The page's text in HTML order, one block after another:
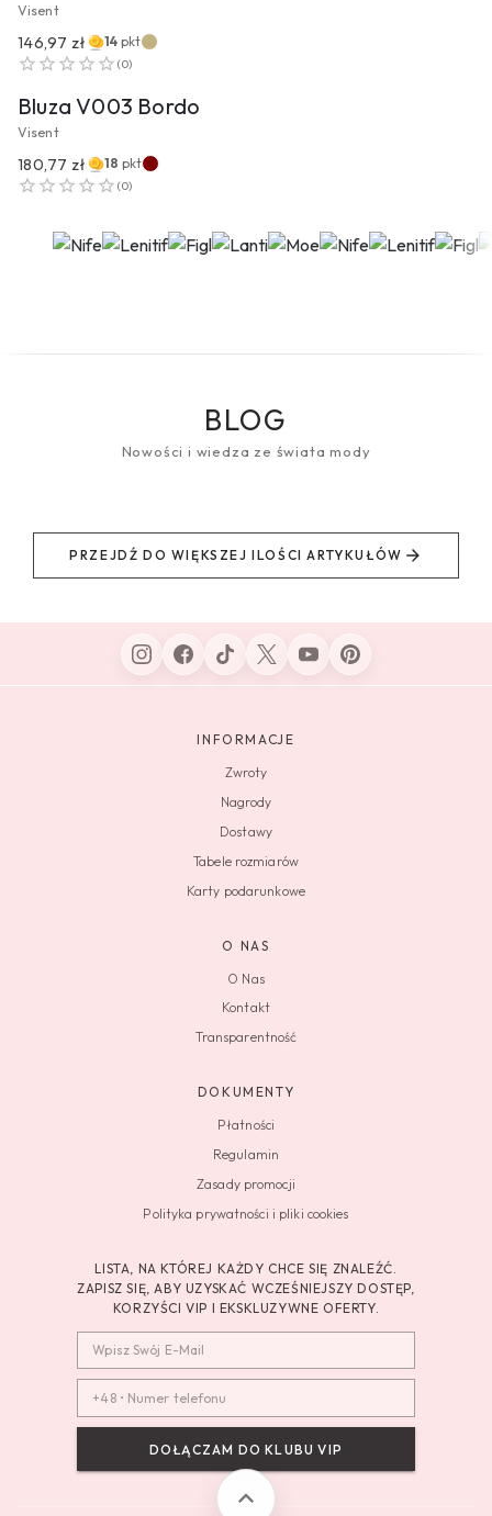
Visent
146,97 zł 14 pkt
(0)
PRZEJDŹ DO PRODUKTU
Bluza V003 Bordo
Visent
180,77 zł 18 pkt
(0)
BLOG
Nowości i wiedza ze świata mody
PRZEJDŹ DO WIĘKSZEJ ILOŚCI ARTYKUŁÓW
INFORMACJE
Zwroty
Nagrody
Dostawy
Tabele rozmiarów
Karty podarunkowe
O NAS
O Nas
Kontakt
Transparentność
DOKUMENTY
Płatności
Regulamin
Zasady promocji
Polityka prywatności i pliki cookies
LISTA, NA KTÓREJ KAŻDY CHCE SIĘ ZNALEŹĆ.
ZAPISZ SIĘ, ABY UZYSKAĆ WCZEŚNIEJSZY DOSTĘP,
KORZYŚCI VIP I EKSKLUZYWNE OFERTY.
DOŁĄCZAM DO KLUBU VIP